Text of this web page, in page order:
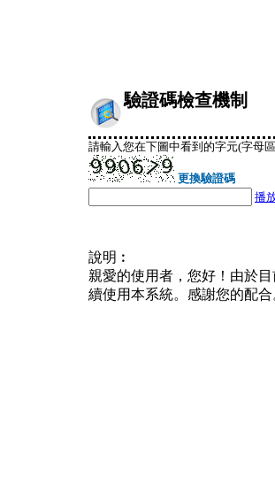
驗證碼檢查機制
請輸入您在下圖中看到的字元(字母
更換驗證碼
播
說明︰
親愛的使用者，您好！由於
續使用本系統。感謝您的配合